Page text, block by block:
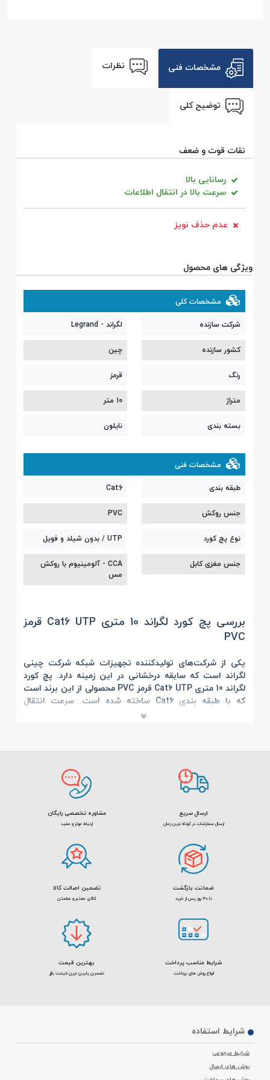
مشخصات فنی نظرات
توضیح کلی
نقات قوت و ضعف
رسانایی بالا
سرعت بالا در انتقال اطلاعات
عدم حذف نویز
ویژگی های محصول
مشخصات کلی
شرکت سازنده
لگراند - Legrand
کشور سازنده
چین
رنگ
قرمز
متراژ
10 متر
بسته بندی
نایلون
مشخصات فنی
طبقه بندی
Cat6
جنس روکش
PVC
نوع پچ کورد
UTP / بدون شیلد و فویل
جنس مغزی کابل
CCA - آلومینیوم با روکش
مس
بررسی پچ کورد لگراند 10 متری Cat6 UTP قرمز
PVC
یکی از شرکت‌های تولیدکننده تجهیزات شبکه شرکت چینی
لگراند است که سابقه درخشانی در این زمینه دارد. پچ کورد
لگراند 10 متری Cat6 UTP قرمز PVC
محصولی از این برند است
که با طبقه بندی Cat6 ساخته شده است. سرعت انتقال
آتش سوزی، هالوژن و گازهای سمی منتشر کرده و اشتعال پذیر
و تداخلات الکترو مغناطیسی ندارد. جنس مغزی این پچ کورد
به صورت تمام مس – CCC است.
ارسال سریع
ارسال سفارشات در کوتاه ترین زمان
مشاوره تخصصی رایگان
ارتباط موثر و مفید
ضمانت بازگشت
تا 30 روز پس از خرید
تضمین اصالت کالا
کالای معتبر و مطمئن
شرایط مناسب پرداخت
انواع روش های پرداخت
بهترین قیمت
تضمین پایین ترین قیمت بازار
شرایط استفاده
شرایط مرجوعی
روش های ارسال